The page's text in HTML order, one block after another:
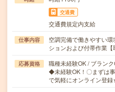
交通費
交通費規定内支給
仕事内容
空調完備で働きやすい
ションおよび付帯作業
応募資格
職種未経験OK / ブラン
◆未経験OK！〇まずは
で気軽にオンライン登